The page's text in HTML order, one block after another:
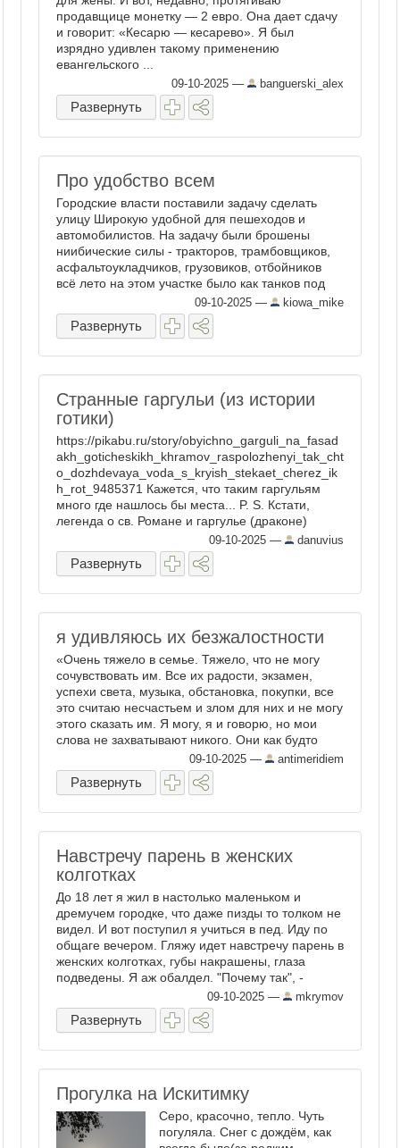
продавщице монетку — 2 евро. Она дает сдачу
и говорит: «Кесарю — кесарево». Я был
изрядно удивлен такому применению
евангельского ...
09-10-2025 — banguerski_alex
Развернуть
Про удобство всем
Городские власти поставили задачу сделать
улицу Широкую удобной для пешеходов и
автомобилистов. На задачу были брошены
ниибические силы - тракторов, трамбовщиков,
асфальтоукладчиков, грузовиков, отбойников
всё лето на этом участке было как танков под
Прохоровкой. Людей трудилось - ...
09-10-2025 — kiowa_mike
Развернуть
Странные гаргульи (из истории
готики)
https://pikabu.ru/story/obyichno_garguli_na_fasad
akh_goticheskikh_khramov_raspolozhenyi_tak_cht
o_dozhdevaya_voda_s_kryish_stekaet_cherez_ik
h_rot_9485371 Кажется, что таким гаргульям
много где нашлось бы места... P. S. Кстати,
легенда о св. Романе и гаргулье (драконе)
09-10-2025 — danuvius
Развернуть
я удивляюсь их безжалостности
«Очень тяжело в семье. Тяжело, что не могу
сочувствовать им. Все их радости, экзамен,
успехи света, музыка, обстановка, покупки, все
это считаю несчастьем и злом для них и не могу
этого сказать им. Я могу, я и говорю, но мои
слова не захватывают никого. Они как будто
знают не смысл моих ...09-10-2025 — antimeridiem
Развернуть
Навстречу парень в женских
колготках
До 18 лет я жил в настолько маленьком и
дремучем городке, что даже пизды то толком не
видел. И вот поступил я учиться в пед. Иду по
общаге вечером. Гляжу идет навстречу парень в
женских колготках, губы накрашены, глаза
подведены. Я аж обалдел. "Почему так", -
спрашиваю. Вы только не ...09-10-2025 — mkrymov
Развернуть
Прогулка на Искитимку
Серо, красочно, тепло. Чуть
погуляла. Снег с дождём, как